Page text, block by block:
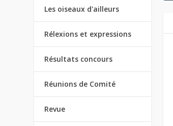
Les oiseaux d'ailleurs
Rélexions et expressions
Résultats concours
Réunions de Comité
Revue